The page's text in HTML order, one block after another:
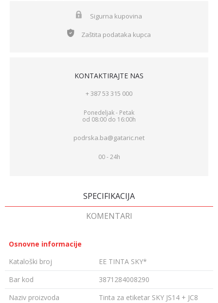
Sigurna kupovina
Zaštita podataka kupca
KONTAKTIRAJTE NAS
+ 387 53 315 000
Ponedeljak - Petak
od 08:00 do 16:00h
podrska.ba@gataric.net
00 - 24h
SPECIFIKACIJA
KOMENTARI
Osnovne informacije
Kataloški broj
EE TINTA SKY*
Bar kod
3871284008290
Naziv proizvoda
Tinta za etiketar SKY JS14 + JC8